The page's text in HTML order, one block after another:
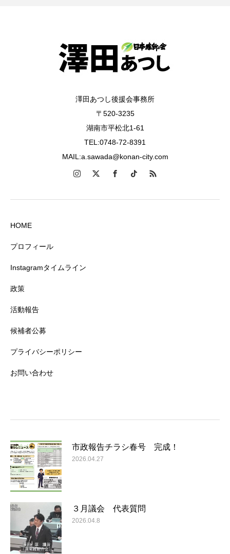
澤田あつし後援会事務所
〒520-3235
湖南市平松北1-61
TEL:0748-72-8391
MAIL:a.sawada@konan-city.com
HOME
プロフィール
Instagramタイムライン
政策
活動報告
候補者公募
プライバシーポリシー
お問い合わせ
市政報告チラシ春号 完成！
2026.04.27
３月議会 代表質問
2026.04.8